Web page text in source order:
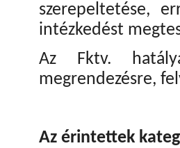
szerepeltetése,
intézkedést
Az Fktv.
megrendezésre,
Az érintettek